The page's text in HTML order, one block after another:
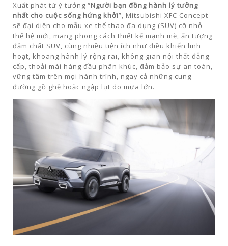
Xuất phát từ ý tưởng “Người bạn đồng hành lý tưởng
nhất cho cuộc sống hứng khởi”, Mitsubishi XFC Concept
sẽ đại diện cho mẫu xe thể thao đa dụng (SUV) cỡ nhỏ
thế hệ mới, mang phong cách thiết kế mạnh mẽ, ấn tượng
đậm chất SUV, cùng nhiều tiện ích như điều khiển linh
hoạt, khoang hành lý rộng rãi, không gian nội thất đẳng
cấp, thoải mái hàng đầu phân khúc, đảm bảo sự an toàn,
vững tâm trên mọi hành trình, ngay cả những cung
đường gồ ghề hoặc ngập lụt do mưa lớn.